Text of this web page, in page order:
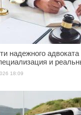
надежного
и
18:09